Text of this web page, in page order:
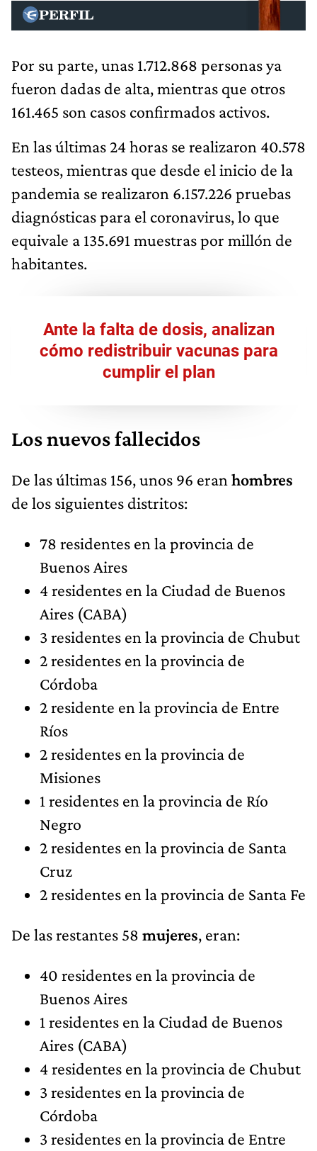
Por su parte, unas 1.712.868 personas ya
fueron dadas de alta, mientras que otros
161.465 son casos confirmados activos.
En las últimas 24 horas se realizaron 40.578
testeos, mientras que desde el inicio de la
pandemia se realizaron 6.157.226 pruebas
diagnósticas para el coronavirus, lo que
equivale a 135.691 muestras por millón de
habitantes.
Ante la falta de dosis, analizan
cómo redistribuir vacunas para
cumplir el plan
Los nuevos fallecidos
De las últimas 156, unos 96 eran hombres
de los siguientes distritos:
78 residentes en la provincia de
Buenos Aires
4 residentes en la Ciudad de Buenos
Aires (CABA)
3 residentes en la provincia de Chubut
2 residentes en la provincia de
Córdoba
2 residente en la provincia de Entre
Ríos
2 residentes en la provincia de
Misiones
1 residentes en la provincia de Río
Negro
2 residentes en la provincia de Santa
Cruz
2 residentes en la provincia de Santa Fe
De las restantes 58 mujeres, eran:
40 residentes en la provincia de
Buenos Aires
1 residentes en la Ciudad de Buenos
Aires (CABA)
4 residentes en la provincia de Chubut
3 residentes en la provincia de
Córdoba
3 residentes en la provincia de Entre